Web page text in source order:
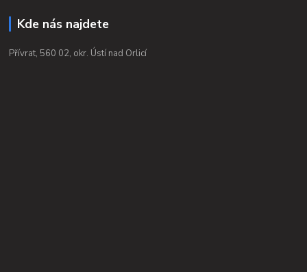
Kde nás najdete
Přívrat, 560 02, okr. Ústí nad Orlicí